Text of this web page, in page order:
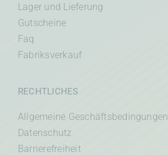
Lager und Lieferung
Gutscheine
Faq
Fabriksverkauf
RECHTLICHES
Allgemeine Geschäftsbedingungen
Datenschutz
Barrierefreiheit